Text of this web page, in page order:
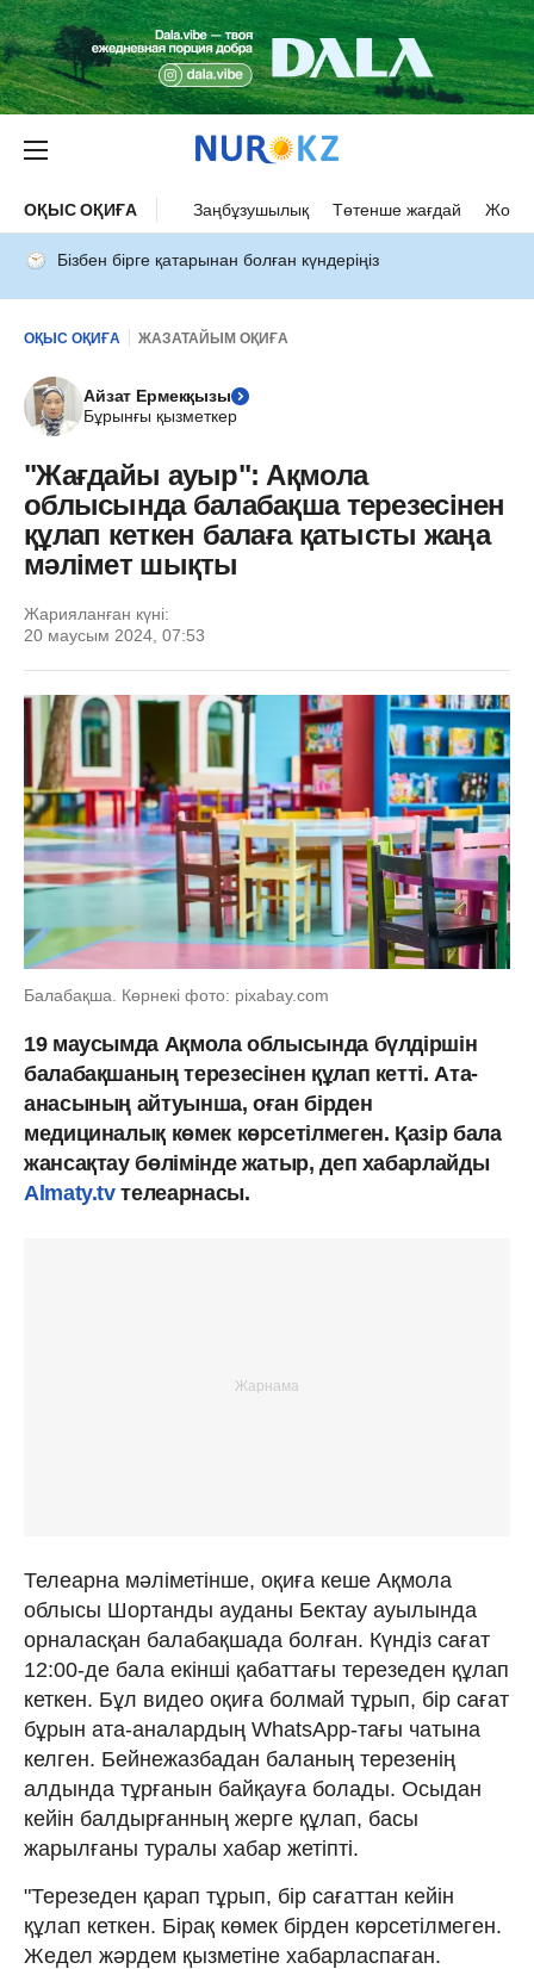
ОҚЫС ОҚИҒА Заңбұзушылық Төтенше жағдай Жол
Бізбен бірге қатарынан болған күндеріңіз
ОҚЫС ОҚИҒА ЖАЗАТАЙЫМ ОҚИҒА
Айзат Ермекқызы
Бұрынғы қызметкер
"Жағдайы ауыр": Ақмола
облысында балабақша терезесінен
құлап кеткен балаға қатысты жаңа
мәлімет шықты
Жарияланған күні:
20 маусым 2024, 07:53
Балабақша. Көрнекі фото: pixabay.com
19 маусымда Ақмола облысында бүлдіршін
балабақшаның терезесінен құлап кетті. Ата-
анасының айтуынша, оған бірден
медициналық көмек көрсетілмеген. Қазір бала
жансақтау бөлімінде жатыр, деп хабарлайды
Almaty.tvтелеарнасы.
Телеарна мәліметінше, оқиға кеше Ақмола
облысы Шортанды ауданы Бектау ауылында
орналасқан балабақшада болған. Күндіз сағат
12:00-де бала екінші қабаттағы терезеден құлап
кеткен. Бұл видео оқиға болмай тұрып, бір сағат
бұрын ата-аналардың WhatsApp-тағы чатына
келген. Бейнежазбадан баланың терезенің
алдында тұрғанын байқауға болады. Осыдан
кейін балдырғанның жерге құлап, басы
жарылғаны туралы хабар жетіпті.
"Терезеден қарап тұрып, бір сағаттан кейін
құлап кеткен. Бірақ көмек бірден көрсетілмеген.
Жедел жәрдем қызметіне хабарласпаған.